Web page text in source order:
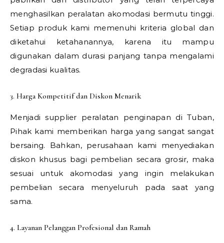
menghasilkan peralatan akomodasi bermutu tinggi.
Setiap produk kami memenuhi kriteria global dan
diketahui ketahanannya, karena itu mampu
digunakan dalam durasi panjang tanpa mengalami
degradasi kualitas.
3. Harga Kompetitif dan Diskon Menarik
Menjadi supplier peralatan penginapan di Tuban,
Pihak kami memberikan harga yang sangat sangat
bersaing. Bahkan, perusahaan kami menyediakan
diskon khusus bagi pembelian secara grosir, maka
sesuai untuk akomodasi yang ingin melakukan
pembelian secara menyeluruh pada saat yang
sama.
4. Layanan Pelanggan Profesional dan Ramah